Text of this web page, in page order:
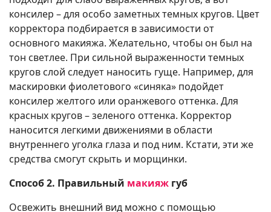
консилер – для особо заметных темных кругов. Цвет
корректора подбирается в зависимости от
основного макияжа. Желательно, чтобы он был на
тон светлее. При сильной выраженности темных
кругов слой следует наносить гуще. Например, для
маскировки фиолетового «синяка» подойдет
консилер желтого или оранжевого оттенка. Для
красных кругов – зеленого оттенка. Корректор
наносится легкими движениями в области
внутреннего уголка глаза и под ним. Кстати, эти же
средства смогут скрыть и морщинки.
Способ 2. Правильный макияж губ
Освежить внешний вид можно с помощью